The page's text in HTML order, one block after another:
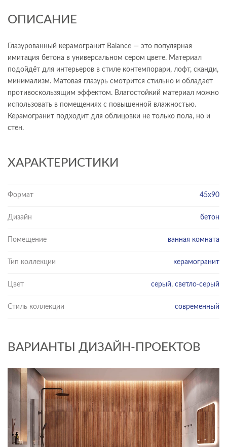
ОПИСАНИЕ
Глазурованный керамогранит Balance — это популярная
имитация бетона в универсальном сером цвете. Материал
подойдёт для интерьеров в стиле контемпорари, лофт, сканди,
минимализм. Матовая глазурь смотрится стильно и обладает
противоскользящим эффектом. Влагостойкий материал можно
использовать в помещениях с повышенной влажностью.
Керамогранит подходит для облицовки не только пола, но и
стен.
ХАРАКТЕРИСТИКИ
Формат 45х90
Дизайн бетон
Помещение ванная комната
Тип коллекции керамогранит
Цвет серый, светло-серый
Стиль коллекции современный
ВАРИАНТЫ ДИЗАЙН-ПРОЕКТОВ